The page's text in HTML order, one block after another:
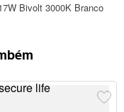
Bivolt 3000K Branco